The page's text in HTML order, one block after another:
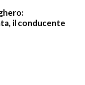
il conducente